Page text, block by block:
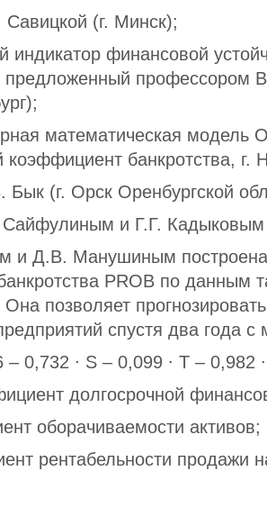
(г. Минск);
индикатор финансовой
предложенный профессором
математическая модель
коэффициент банкротства, г.
(г. Орск Оренбургской
и Г.Г. Кадыковым
и Д.В. Манушиным
PROB по данным
позволяет
спустя два года
– 0,732 ∙ S – 0,099 ∙ T – 0,982
долгосрочной
оборачиваемости активов;
рентабельности продажи